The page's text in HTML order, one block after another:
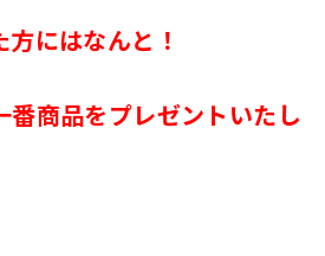
にはなんと！
番商品をプレゼントいたし